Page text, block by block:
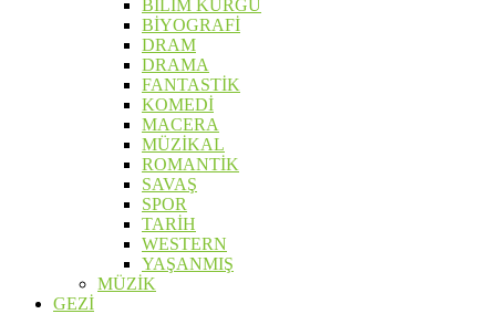
BİLİM KURGU
BİYOGRAFİ
DRAM
DRAMA
FANTASTİK
KOMEDİ
MACERA
MÜZİKAL
ROMANTİK
SAVAŞ
SPOR
TARİH
WESTERN
YAŞANMIŞ
MÜZİK
GEZİ